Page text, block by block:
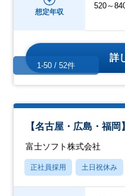
想定年収
520～
詳
【名古屋・広島・福
富士ソフト株式会社
正社員採用 土日祝休み
1-50 / 52件